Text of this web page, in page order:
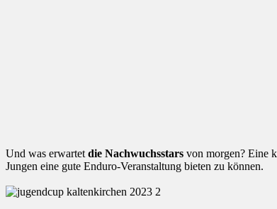
Und was erwartet die Nachwuchsstars von morgen? Eine
Jungen eine gute Enduro-Veranstaltung bieten zu können.